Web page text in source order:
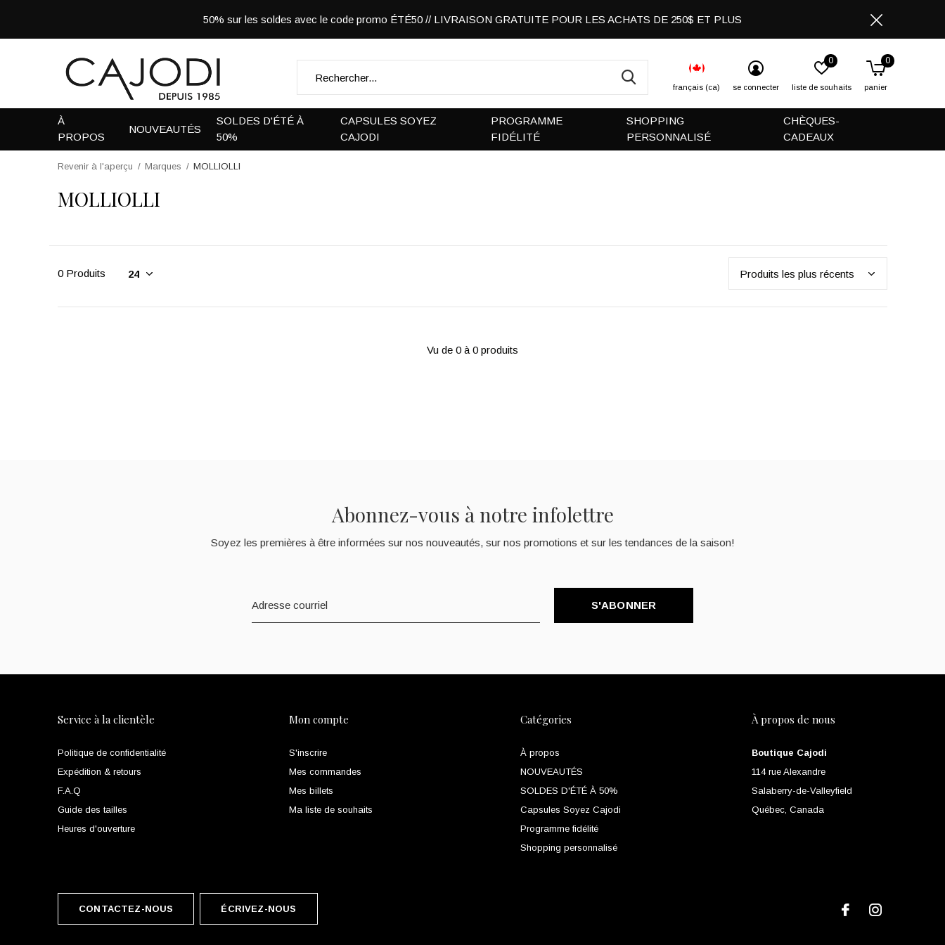
À
PROPOS
NOUVEAUTÉS
SOLDES D'ÉTÉ À
50%
CAPSULES SOYEZ
CAJODI
PROGRAMME
FIDÉLITÉ
SHOPPING
PERSONNALISÉ
CHÈQUES-
CADEAUX
français (ca) se connecter liste de souhaits
0
panier
0
50% sur les soldes avec le code promo ÉTÉ50 // LIVRAISON GRATUITE POUR LES ACHATS DE 250$ ET PLUS
Revenir à l'aperçu Marques MOLLIOLLI
MOLLIOLLI
0 Produits
Vu de 0 à 0 produits
Abonnez-vous à notre infolettre
Soyez les premières à être informées sur nos nouveautés, sur nos promotions et sur les tendances de la saison!
S'ABONNER
Service à la clientèle
Politique de confidentialité
Expédition & retours
F.A.Q
Guide des tailles
Heures d'ouverture
Mon compte
S'inscrire
Mes commandes
Mes billets
Ma liste de souhaits
Catégories
À propos
NOUVEAUTÉS
SOLDES D'ÉTÉ À 50%
Capsules Soyez Cajodi
Programme fidélité
Shopping personnalisé
À propos de nous
Boutique Cajodi
114 rue Alexandre
Salaberry-de-Valleyfield
Québec, Canada
CONTACTEZ-NOUS ÉCRIVEZ-NOUS